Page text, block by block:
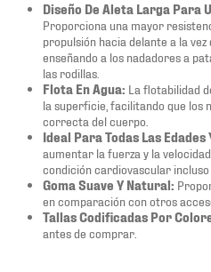
Diseño De Aleta Larga Para
Proporciona una mayor
propulsión hacia delante a la
enseñando a los nadadores a
las rodillas.
Flota En Agua: La flotabilidad
la superficie, facilitando que los
correcta del cuerpo.
Ideal Para Todas Las Edades
aumentar la fuerza y la
condición cardiovascular
Goma Suave Y Natural:
en comparación con otros
Tallas Codificadas Por
antes de comprar.